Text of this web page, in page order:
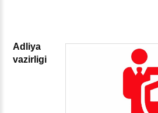
Adliya
vazirligi